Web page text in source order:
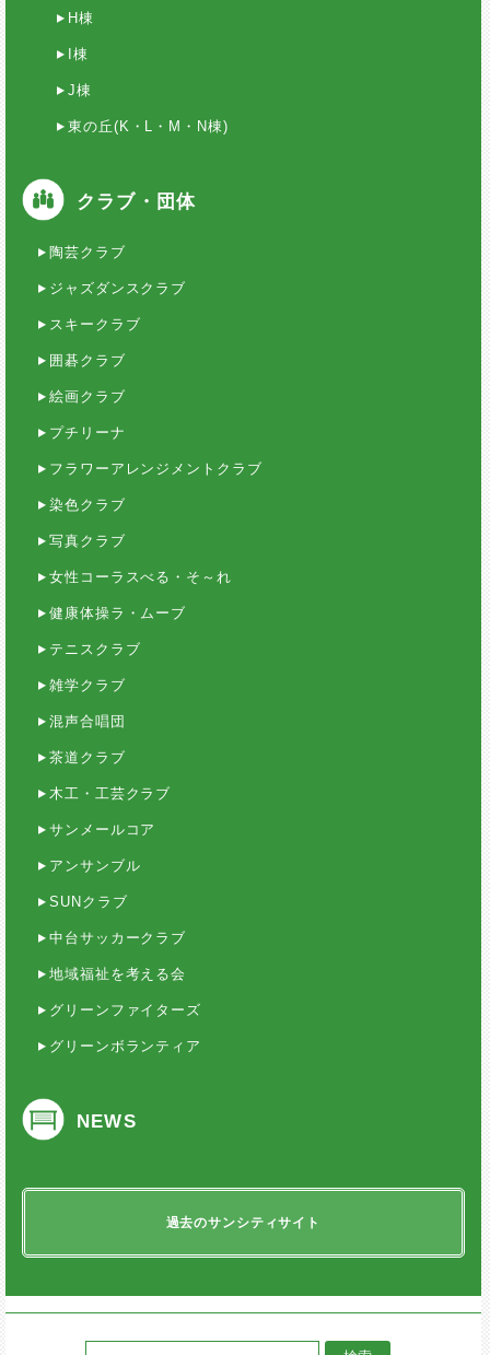
H棟
I棟
J棟
東の丘(K・L・M・N棟)
クラブ・団体
陶芸クラブ
ジャズダンスクラブ
スキークラブ
囲碁クラブ
絵画クラブ
プチリーナ
フラワーアレンジメントクラブ
染色クラブ
写真クラブ
女性コーラスべる・そ～れ
健康体操ラ・ムーブ
テニスクラブ
雑学クラブ
混声合唱団
茶道クラブ
木工・工芸クラブ
サンメールコア
アンサンブル
SUNクラブ
中台サッカークラブ
地域福祉を考える会
グリーンファイターズ
グリーンボランティア
NEWS
過去のサンシティサイト